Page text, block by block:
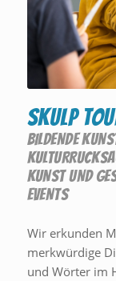
SKULP
BILDENDE
KUNST UND
EVENTS
Wir erkunden
merkwürdige
und Wörter im